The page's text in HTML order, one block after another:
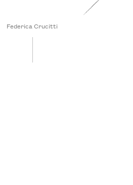
Federica Crucitti